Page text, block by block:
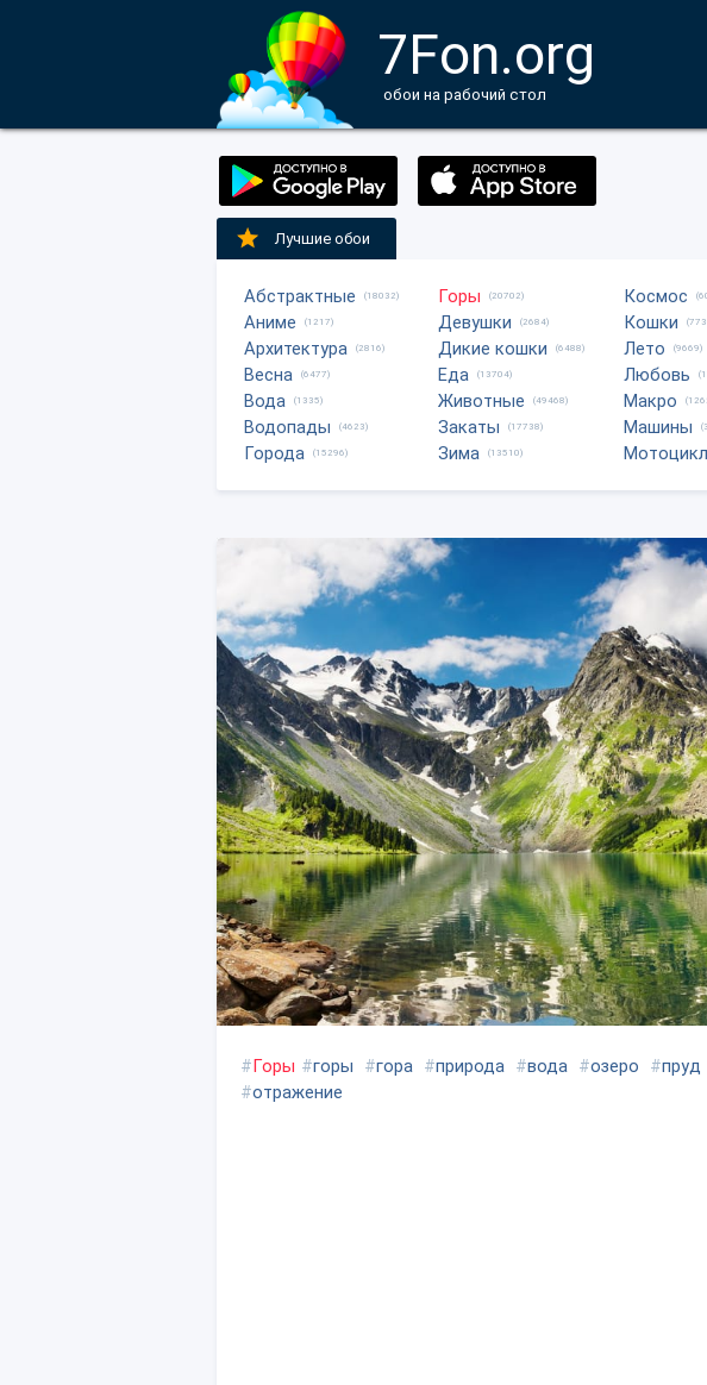
7Fon.org
обои на рабочий стол
Лучшие обои
Абстрактные (18032)
Аниме (1217)
Архитектура (2816)
Весна (6477)
Вода (1335)
Водопады (4623)
Города (15296)
Горы (20702)
Девушки (2684)
Дикие кошки (6488)
Еда (13704)
Животные (49468)
Закаты (17738)
Зима (13510)
Космос
Кошки
Лето (9669)
Любовь
Макро
Машины
#Горы #горы #гора #природа #вода #озеро #пруд
#отражение